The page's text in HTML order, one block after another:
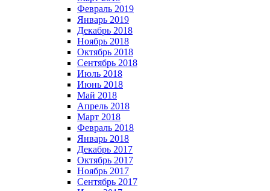
Февраль 2019
Январь 2019
Декабрь 2018
Ноябрь 2018
Октябрь 2018
Сентябрь 2018
Июль 2018
Июнь 2018
Май 2018
Апрель 2018
Март 2018
Февраль 2018
Январь 2018
Декабрь 2017
Октябрь 2017
Ноябрь 2017
Сентябрь 2017